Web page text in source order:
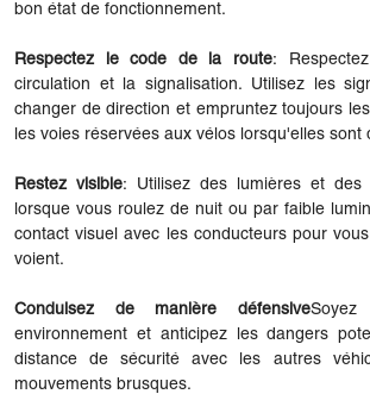
bon état de fonctionnement.
Respectez le code de la route:
circulation et la signalisation. Utilisez les
changer de direction et empruntez toujours
les voies réservées aux vélos lorsqu'elles sont
Restez visible: Utilisez des lumières et des
lorsque vous roulez de nuit ou par faible
contact visuel avec les conducteurs pour
voient.
Conduisez de manière défensive
environnement et anticipez les dangers
distance de sécurité avec les autres
mouvements brusques.